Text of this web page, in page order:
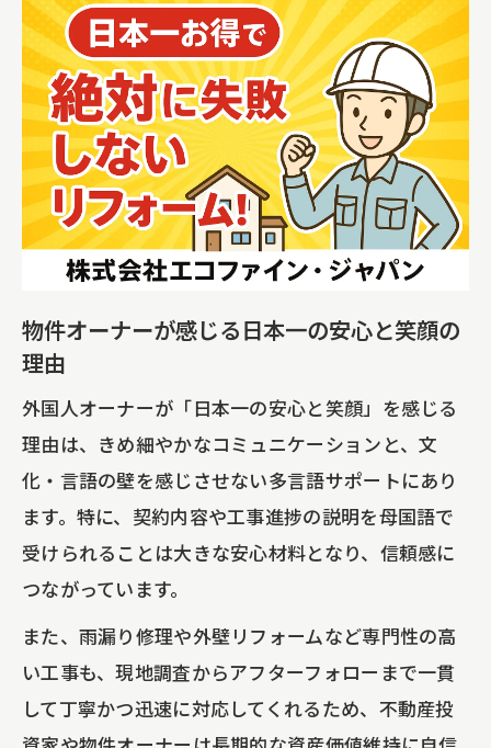
比較表
安定した資産運用を目指す不動産投資家
必見の修繕ポイント
外国人オーナーが安心できる長期保証の
仕組み
戸建てと区分マンションで異なる修繕の
工夫
川口市の地元人気業者が選ばれる理由
区分マンションや戸建てにも柔軟対応するリ
区分マンション・戸建て別リフォーム対
応力一覧表
外国人オーナーが求める柔軟なリフォー
ム対応
埼玉県川口市で人気のリフォームの特徴
中国人・欧米人投資家が注目する工事事
例
物件オーナーに嬉しいアフターサポート
の充実
物件オーナーが感じる日本一の安心と笑顔の
理由
外国人オーナーが「日本一の安心と笑顔」を感じる
理由は、きめ細やかなコミュニケーションと、文
化・言語の壁を感じさせない多言語サポートにあり
ます。特に、契約内容や工事進捗の説明を母国語で
受けられることは大きな安心材料となり、信頼感に
つながっています。
また、雨漏り修理や外壁リフォームなど専門性の高
い工事も、現地調査からアフターフォローまで一貫
して丁寧かつ迅速に対応してくれるため、不動産投